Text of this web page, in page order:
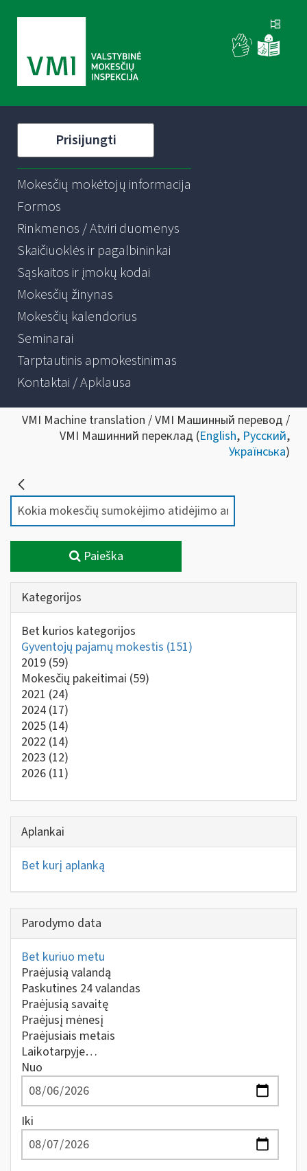
Prisijungti
Mokesčių mokėtojų informacija
Formos
Rinkmenos / Atviri duomenys
Skaičiuoklės ir pagalbininkai
Sąskaitos ir įmokų kodai
Mokesčių žinynas
Mokesčių kalendorius
Seminarai
Tarptautinis apmokestinimas
Kontaktai / Apklausa
VMI Machine translation / VMI Машинный перевод /
VMI Машинний переклад (English, Русский,
Українська)
Paieška
Kategorijos
Bet kurios kategorijos
Gyventojų pajamų mokestis (151)
2019 (59)
Mokesčių pakeitimai (59)
2021 (24)
2024 (17)
2025 (14)
2022 (14)
2023 (12)
2026 (11)
Aplankai
Bet kurį aplanką
Parodymo data
Bet kuriuo metu
Praėjusią valandą
Paskutines 24 valandas
Praėjusią savaitę
Praėjusį mėnesį
Praėjusiais metais
Laikotarpyje…
Nuo
Iki